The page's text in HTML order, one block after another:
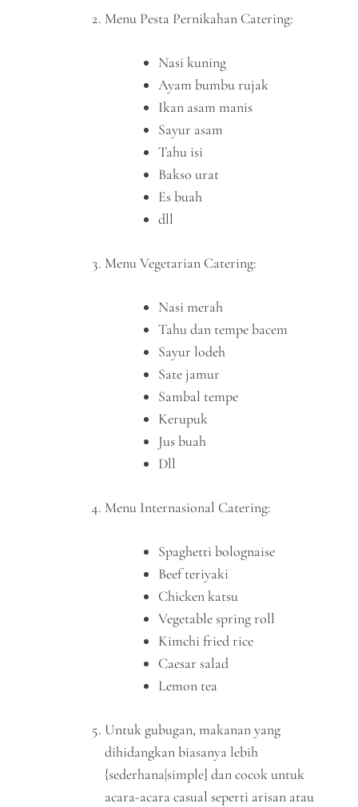
Menu Pesta Pernikahan Catering:
Nasi kuning
Ayam bumbu rujak
Ikan asam manis
Sayur asam
Tahu isi
Bakso urat
Es buah
dll
Menu Vegetarian Catering:
Nasi merah
Tahu dan tempe bacem
Sayur lodeh
Sate jamur
Sambal tempe
Kerupuk
Jus buah
Dll
Menu Internasional Catering:
Spaghetti bolognaise
Beef teriyaki
Chicken katsu
Vegetable spring roll
Kimchi fried rice
Caesar salad
Lemon tea
Untuk gubugan, makanan yang
dihidangkan biasanya lebih
{sederhana|simple] dan cocok untuk
acara-acara casual seperti arisan atau